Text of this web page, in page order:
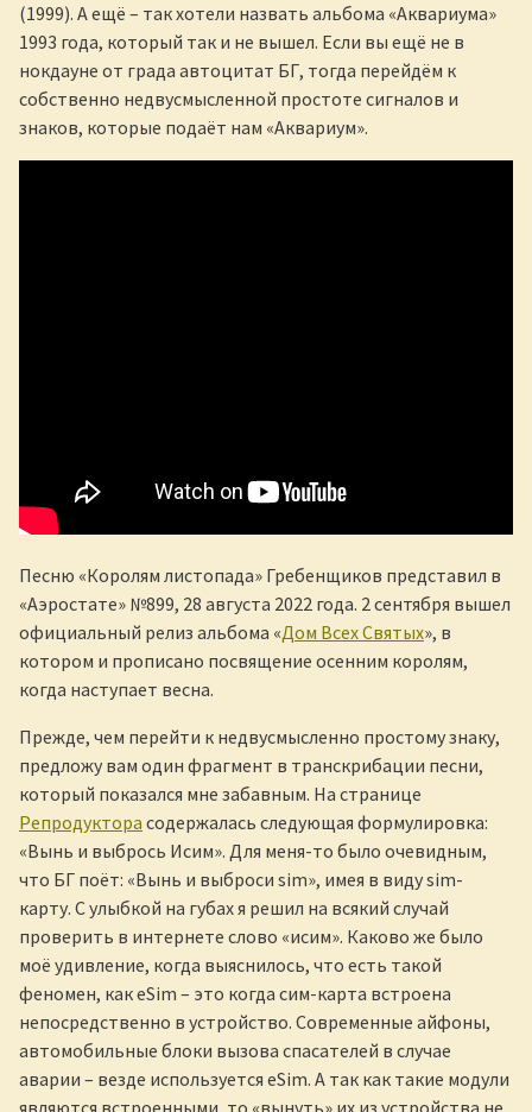
(1999). А ещё – так хотели назвать альбома «Аквариума»
1993 года, который так и не вышел. Если вы ещё не в
нокдауне от града автоцитат БГ, тогда перейдём к
собственно недвусмысленной простоте сигналов и
знаков, которые подаёт нам «Аквариум».
Песню «Королям листопада» Гребенщиков представил в
«Аэростате» №899, 28 августа 2022 года. 2 сентября вышел
официальный релиз альбома «Дом Всех Святых», в
котором и прописано посвящение осенним королям,
когда наступает весна.
Прежде, чем перейти к недвусмысленно простому знаку,
предложу вам один фрагмент в транскрибации песни,
который показался мне забавным. На странице
Репродуктора содержалась следующая формулировка:
«Вынь и выбрось Исим». Для меня-то было очевидным,
что БГ поёт: «Вынь и выброси sim», имея в виду sim-
карту. С улыбкой на губах я решил на всякий случай
проверить в интернете слово «исим». Каково же было
моё удивление, когда выяснилось, что есть такой
феномен, как eSim – это когда сим-карта встроена
непосредственно в устройство. Современные айфоны,
автомобильные блоки вызова спасателей в случае
аварии – везде используется eSim. А так как такие модули